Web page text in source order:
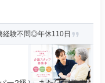
経験不問◎年休110日